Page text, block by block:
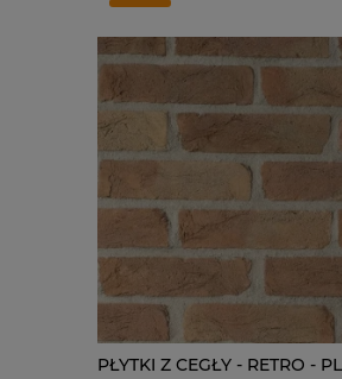
PŁYTKI Z CEGŁY - RETRO -